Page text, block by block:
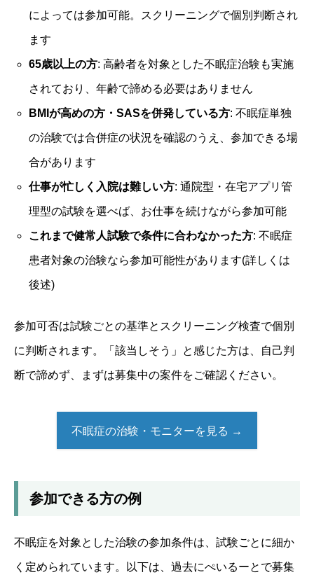
によっては参加可能。スクリーニングで個別判断され
ます
65歳以上の方: 高齢者を対象とした不眠症治験も実施
されており、年齢で諦める必要はありません
BMIが高めの方・SASを併発している方: 不眠症単独
の治験では合併症の状況を確認のうえ、参加できる場
合があります
仕事が忙しく入院は難しい方: 通院型・在宅アプリ管
理型の試験を選べば、お仕事を続けながら参加可能
これまで健常人試験で条件に合わなかった方: 不眠症
患者対象の治験なら参加可能性があります(詳しくは
後述)
参加可否は試験ごとの基準とスクリーニング検査で個別
に判断されます。「該当しそう」と感じた方は、自己判
断で諦めず、まずは募集中の案件をご確認ください。
不眠症の治験・モニターを見る →
参加できる方の例
不眠症を対象とした治験の参加条件は、試験ごとに細か
く定められています。以下は、過去にぺいるーとで募集